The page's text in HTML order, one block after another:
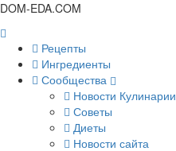
DOM-EDA.COM
Рецепты
Ингредиенты
Сообщества
Новости Кулинарии
Советы
Диеты
Новости сайта